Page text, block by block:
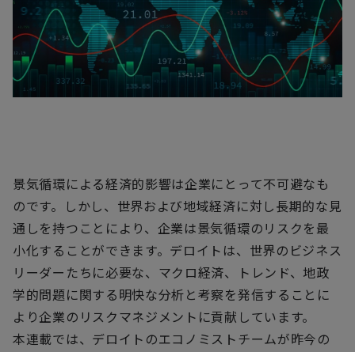
景気循環による経済的影響は企業にとって不可避なも
のです。しかし、世界および地域経済に対し長期的な見
通しを持つことにより、企業は景気循環のリスクを最
小化することができます。デロイトは、世界のビジネス
リーダーたちに必要な、マクロ経済、トレンド、地政
学的問題に関する明快な分析と考察を発信することに
より企業のリスクマネジメントに貢献しています。
本連載では、デロイトのエコノミストチームが昨今の